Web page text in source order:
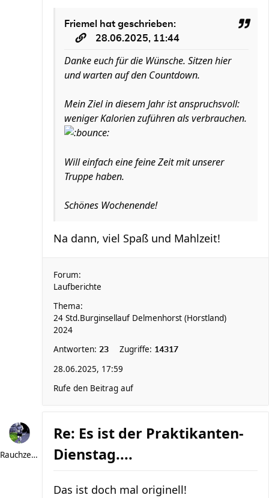
Friemel
hat geschrieben:
28.06.2025, 11:44
Danke euch für die Wünsche. Sitzen hier
und warten auf den Countdown.
Mein Ziel in diesem Jahr ist anspruchsvoll:
weniger Kalorien zuführen als verbrauchen.
Will einfach eine feine Zeit mit unserer
Truppe haben.
Schönes Wochenende!
Na dann, viel Spaß und Mahlzeit!
Forum:
Laufberichte
Thema:
24 Std.Burginsellauf Delmenhorst (Horstland)
2024
Antworten: 23 Zugriffe: 14317
28.06.2025, 17:59
Rufe den Beitrag auf
Rauchzeichen
Re: Es ist der Praktikanten-
Dienstag....
Das ist doch mal originell!